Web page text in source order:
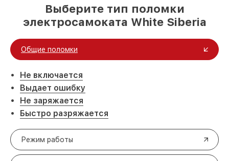
Выберите тип поломки
электросамоката White Siberia
Общие поломки
Не включается
Выдает ошибку
Не заряжается
Быстро разряжается
Режим работы